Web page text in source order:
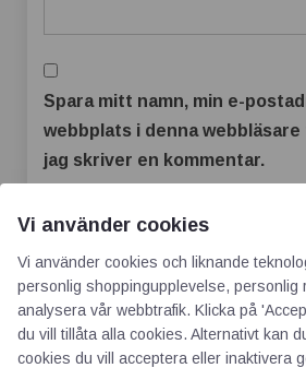
Spara mitt namn, min e-
webbplats i denna
jag skriver en kommentar.
Vi använder cookies
Vi använder cookies och liknande
personlig shoppingupplevelse, personlig
analysera vår webbtrafik. Klicka på
du vill tillåta alla cookies. Alternativt kan
cookies du vill acceptera eller inaktivera